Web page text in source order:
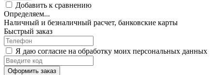
Добавить к сравнению
Определяем...
Наличный и безналичный расчет, банковские карты
Быстрый заказ
Я даю согласие на обработку моих персональных данных
Оформить заказ